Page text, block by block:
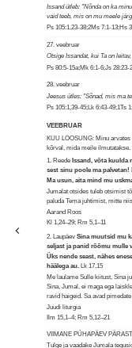
Issand ütleb: "Nõnda on ka
vaid teeb, mis on mu meele
Ps 105:1,23-38;2Ms 7:1-13;Hs
27. veebruar
Otsige Issandat, kui Ta on
Ps 80:5-15a;Mk 6:1-6;Js 28:23-
28. veebruar
Jeesus ütles: "Sõnad, mis ma
Ps 105:1,39-45;Lk 6:43-49;1Ts
VEEBRUAR
KUU LOOSUNG: Minu
kõrval, mida meile ilmutatakse.
1. Reede Issand, võta kuulda
sest sinu poole ma palvetan!
Ma usun, aita mind mu
Jumalat otsides tuleb otsimist
paluda Tema juhtimist, mitte
Aarand Roos
Kl 1,24–29; Rm 5,1–11
2. LaupäevSina muutsid mu
seljast ja panid rõõmu mulle
Üks nende seast, nähes
häälega au. Lk 17,15
Me laulame Sulle kiitust, Sina
Sina, Jumal, ei maga ega
ravid haigeid. Sa avad
Juudi liturgia
Ilm 15,1–4; Rm 5,12–21
VIIMANE PÜHAPÄEV
Tulge ja vaadake Jumala